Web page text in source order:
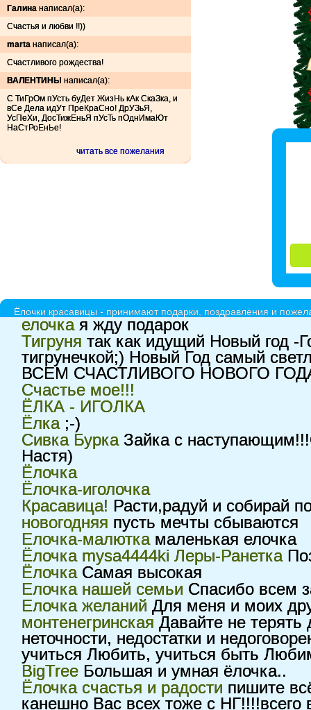
Галина написал(а):
Счастья и любви !!))
marta написал(а):
Счастливого рождества!
ВАЛЕНТИНЫ написал(а):
С ТиГрОм пУсть буДет ЖизНь кАк СкаЗка, и
вСе Дела идУт ПреКраСно! ДрУЗьЯ,
УсПеХи, ДосТижЕньЯ пУсТь пОднИмаЮт
НаСтРоЕнЬе!
читать все пожелания
Ёлочки красавицы - принимают подарки, поздравления и
елочкая жду подарок
Тигруня так как идущий Новый год -
тигрунечкой;) Новый Год самый
ВСЕМ СЧАСТЛИВОГО НОВОГО
Счастье мое!!!
ЁЛКА - ИГОЛКА
Ёлка;-)
Сивка БуркаЗайка с
Настя)
Ёлочка
Ёлочка-иголочка
Красавица! Расти,радуй и собирай
новогодняя пусть мечты сбываются
Елочка-малюткамаленькая елочка
Ёлочка mysa4444ki Леры-Ранетка
ЁлочкаСамая высокая
Елочка нашей семьи Спасибо всем
Елочка желаний Для меня и моих
монтенегринская Давайте не терять
неточности, недостатки и
учиться Любить, учиться быть
BigTree Большая и умная ёлочка..
Ёлочка счастья и радости пишите
канешно Вас всех тоже с НГ!!!!всего